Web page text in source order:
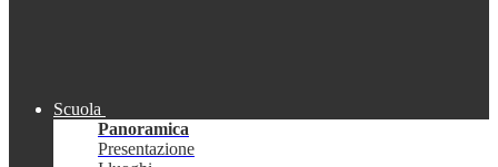
Scuola
Panoramica
Presentazione